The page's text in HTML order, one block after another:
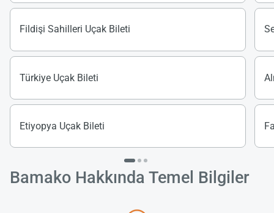
Fildişi Sahilleri Uçak Bileti
Türkiye Uçak Bileti
Etiyopya Uçak Bileti
Bamako Hakkında Temel Bilgiler